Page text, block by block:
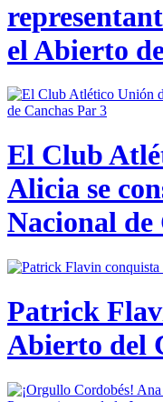
el Abierto
El Club
Alicia se
Nacional de
Patrick
Abierto del